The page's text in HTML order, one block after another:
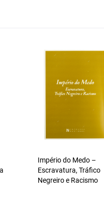
Império do Medo –
Escravatura, Tráfico
Negreiro e Racismo